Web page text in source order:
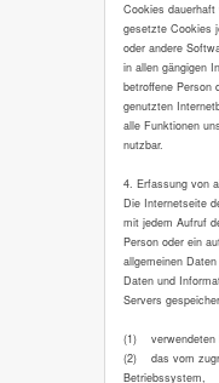
Cookies
gesetzte Cookies
oder andere
in allen gängigen
betroffene Person
genutzten
alle Funktionen
nutzbar.
4. Erfassung von
Die Internetseite
mit jedem Aufruf
Person oder ein
allgemeinen
Daten und
Servers
(1) verwendeten
(2) das vom
Betriebssystem,